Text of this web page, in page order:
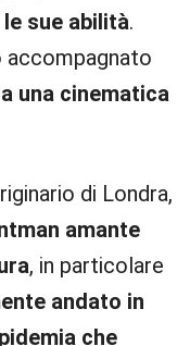
sue abilità.
una cinematica
di Londra,
amante
, in particolare
andato in
che